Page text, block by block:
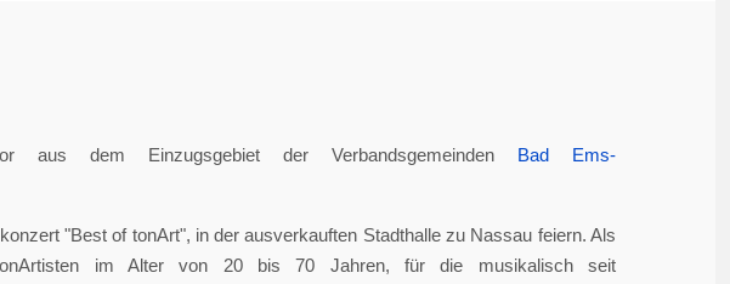
dem Einzugsgebiet der Verbandsgemeinden Bad Ems-
"Best of tonArt", in der ausverkauften Stadthalle zu Nassau feiern. Als
im Alter von 20 bis 70 Jahren, für die musikalisch seit